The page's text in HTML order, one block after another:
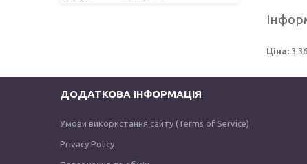
Ціна: 3
ДОДАТКОВА ІНФОРМАЦІЯ
Умови використання сайту (Terms of Service)
Privacy Policy